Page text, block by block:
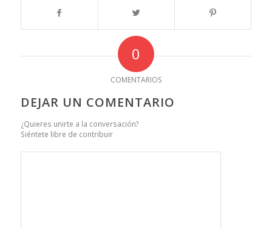
0
COMENTARIOS
DEJAR UN COMENTARIO
¿Quieres unirte a la conversación?
Siéntete libre de contribuir